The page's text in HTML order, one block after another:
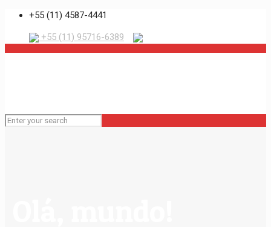
+55 (11) 4587-4441
+55 (11) 95716-6389